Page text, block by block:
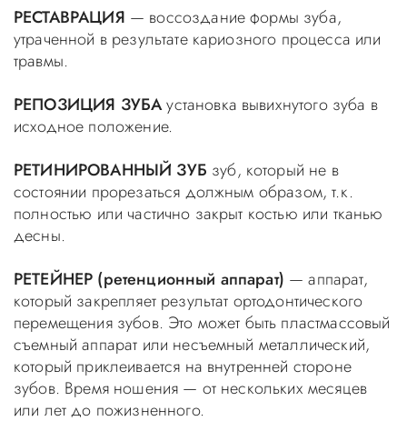
РЕСТАВРАЦИЯ — воссоздание формы зуба,
утраченной в результате кариозного процесса или
травмы.
РЕПОЗИЦИЯ ЗУБАустановка вывихнутого зуба в
исходное положение.
РЕТИНИРОВАННЫЙ ЗУБ зуб, который не в
состоянии прорезаться должным образом, т.к.
полностью или частично закрыт костью или тканью
десны.
РЕТЕЙНЕР (ретенционный аппарат) — аппарат,
который закрепляет результат ортодонтического
перемещения зубов. Это может быть пластмассовый
съемный аппарат или несъемный металлический,
который приклеивается на внутренней стороне
зубов. Время ношения — от нескольких месяцев
или лет до пожизненного.